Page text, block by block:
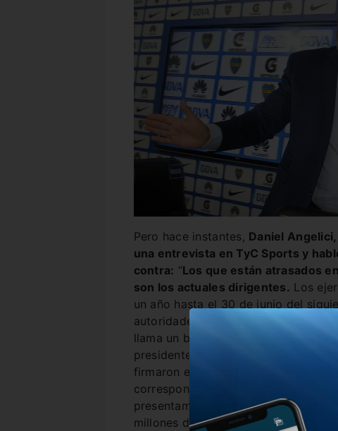
Pero hace instantes, Daniel
una entrevista en TyC Sports y
contra: “Los que están atrasados
son los actuales dirigentes. Los
un año hasta el 30 de junio del
autoridades a mitad de camino,
llama un balance de corte, y el
presidente en ejercicio. O sea,
firmaron esos balances como
corresponde en este caso, no
presentamos nosotros en 2019 con
millones de pesos y un crecimiento